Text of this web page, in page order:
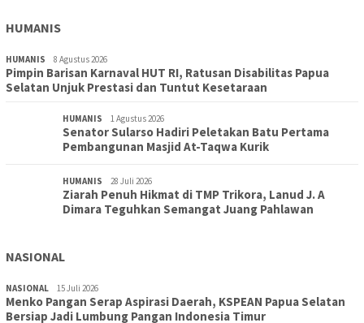
HUMANIS
HUMANIS 8 Agustus 2026
Pimpin Barisan Karnaval HUT RI, Ratusan Disabilitas Papua
Selatan Unjuk Prestasi dan Tuntut Kesetaraan
HUMANIS 1 Agustus 2026
Senator Sularso Hadiri Peletakan Batu Pertama
Pembangunan Masjid At-Taqwa Kurik
HUMANIS 28 Juli 2026
Ziarah Penuh Hikmat di TMP Trikora, Lanud J. A
Dimara Teguhkan Semangat Juang Pahlawan
NASIONAL
NASIONAL 15 Juli 2026
Menko Pangan Serap Aspirasi Daerah, KSPEAN Papua Selatan
Bersiap Jadi Lumbung Pangan Indonesia Timur